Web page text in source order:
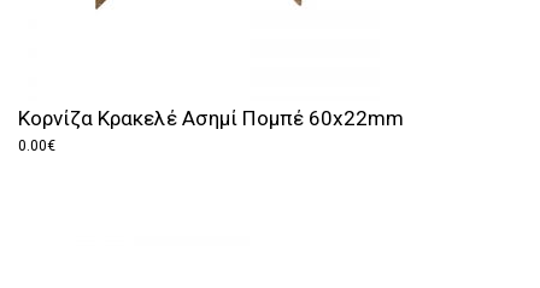
Κορνίζα Κρακελέ Ασημί Πομπέ 60x22mm
0.00€